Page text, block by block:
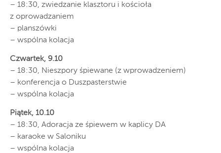
– 18:30, zwiedzanie klasztoru i kościoła
z oprowadzaniem
– planszówki
– wspólna kolacja
Czwartek, 9.10
– 18:30, Nieszpory śpiewane (z wprowadzeniem)
– konferencja o Duszpasterstwie
– wspólna kolacja
Piątek, 10.10
– 18:30, Adoracja ze śpiewem w kaplicy DA
– karaoke w Saloniku
– wspólna kolacja